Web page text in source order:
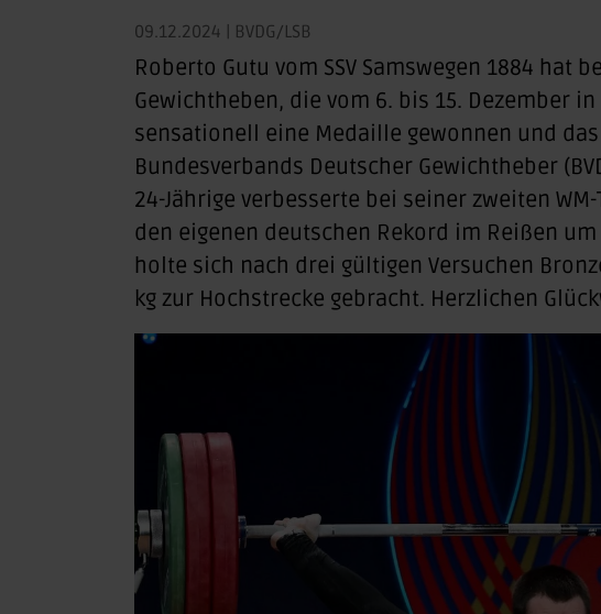
09.12.2024 | BVDG/LSB
Roberto Gutu vom SSV Samswegen 1884 hat
Gewichtheben, die vom 6. bis 15. Dezember
sensationell eine Medaille gewonnen und
Bundesverbands Deutscher Gewichtheber
24-Jährige verbesserte bei seiner zweiten
den eigenen deutschen Rekord im Reißen
holte sich nach drei gültigen Versuchen
kg zur Hochstrecke gebracht. Herzlichen